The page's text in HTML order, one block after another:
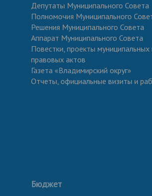
Депутаты Муниципального Совета
Полномочия Муниципального
Решения Муниципального Совета
Аппарат Муниципального Совета
Повестки, проекты
правовых актов
Газета «Владимирский округ»
Отчеты, официальные визиты и
Бюджет